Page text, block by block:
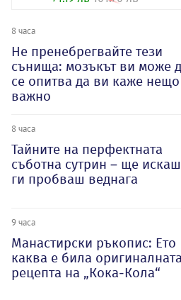
8 часа
Не пренебрегвайте тези
сънища: мозъкът ви може
се опитва да ви каже нещо
важно
8 часа
Тайните на перфектната
съботна сутрин – ще
ги пробваш веднага
9 часа
Манастирски ръкопис: Ето
каква е била оригиналната
рецепта на „Кока-Кола“